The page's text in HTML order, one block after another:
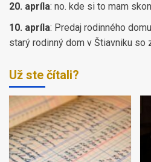
20. apríla: no. kde si to mam
10. apríla: Predaj rodinného
starý rodinný dom v Štiavniku so
Už ste čítali?